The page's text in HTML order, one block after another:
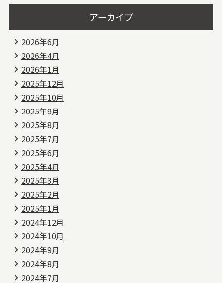
アーカイブ
2026年6月
2026年4月
2026年1月
2025年12月
2025年10月
2025年9月
2025年8月
2025年7月
2025年6月
2025年4月
2025年3月
2025年2月
2025年1月
2024年12月
2024年10月
2024年9月
2024年8月
2024年7月